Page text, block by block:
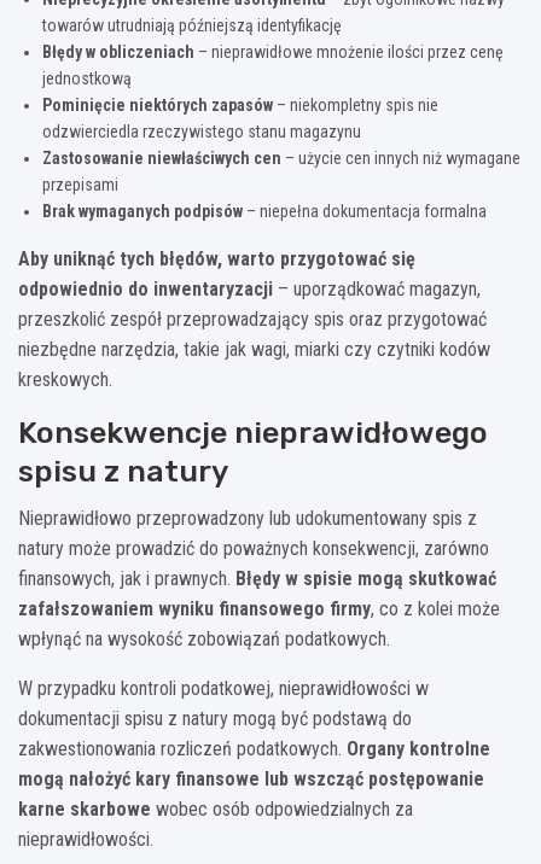
towarów utrudniają późniejszą identyfikację
Błędy w obliczeniach – nieprawidłowe mnożenie ilości przez cenę
jednostkową
Pominięcie niektórych zapasów – niekompletny spis nie
odzwierciedla rzeczywistego stanu magazynu
Zastosowanie niewłaściwych cen – użycie cen innych niż wymagane
przepisami
Brak wymaganych podpisów – niepełna dokumentacja formalna
Aby uniknąć tych błędów, warto przygotować się
odpowiednio do inwentaryzacji – uporządkować magazyn,
przeszkolić zespół przeprowadzający spis oraz przygotować
niezbędne narzędzia, takie jak wagi, miarki czy czytniki kodów
kreskowych.
Konsekwencje nieprawidłowego
spisu z natury
Nieprawidłowo przeprowadzony lub udokumentowany spis z
natury może prowadzić do poważnych konsekwencji, zarówno
finansowych, jak i prawnych. Błędy w spisie mogą skutkować
zafałszowaniem wyniku finansowego firmy, co z kolei może
wpłynąć na wysokość zobowiązań podatkowych.
W przypadku kontroli podatkowej, nieprawidłowości w
dokumentacji spisu z natury mogą być podstawą do
zakwestionowania rozliczeń podatkowych. Organy kontrolne
mogą nałożyć kary finansowe lub wszcząć postępowanie
karne skarbowe wobec osób odpowiedzialnych za
nieprawidłowości.